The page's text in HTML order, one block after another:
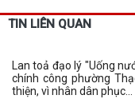
TIN LIÊN QUAN
Lan toả đạo lý "Uống
chính công phường
thiện, vì nhân dân phục...